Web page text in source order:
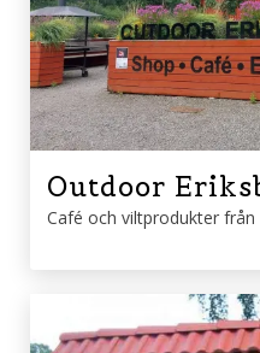
Outdoor
Café och viltprodukter från